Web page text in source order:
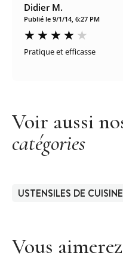
Didier M.
Publié le 9/1/14, 6:27 PM
Pratique et efficasse
Voir aussi
catégories
USTENSILES DE
Vous